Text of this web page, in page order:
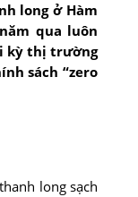
long ở Hàm
qua luôn
kỳ thị trường
sách “zero
long sạch